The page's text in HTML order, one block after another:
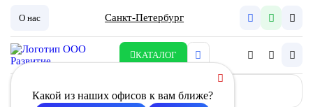
О нас Санкт-Петербург
КАТАЛОГ
Какой из наших офисов к вам ближе?